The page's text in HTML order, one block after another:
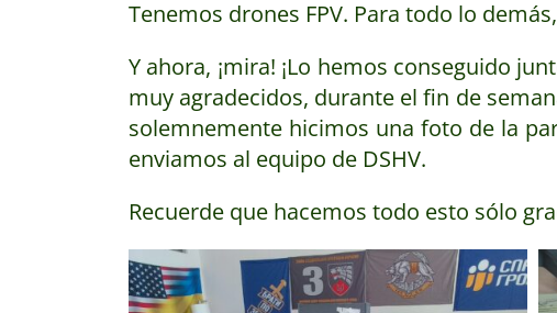
Tenemos drones FPV. Para todo lo
Y ahora, ¡mira! ¡Lo hemos conseguido
muy agradecidos, durante el fin de
solemnemente hicimos una foto de la
enviamos al equipo de DSHV.
Recuerde que hacemos todo esto sólo